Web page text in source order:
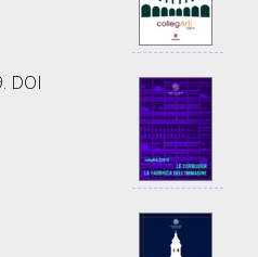
DOI